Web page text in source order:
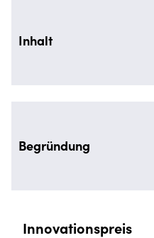
Inhalt
Begründung
Innovationspreis